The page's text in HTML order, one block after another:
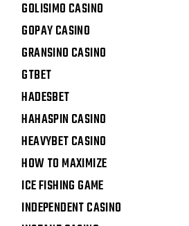
GOLISIMO CASINO
GOPAY CASINO
GRANSINO CASINO
GTBET
HADESBET
HAHASPIN CASINO
HEAVYBET CASINO
HOW TO MAXIMIZE
ICE FISHING GAME
INDEPENDENT CASINO